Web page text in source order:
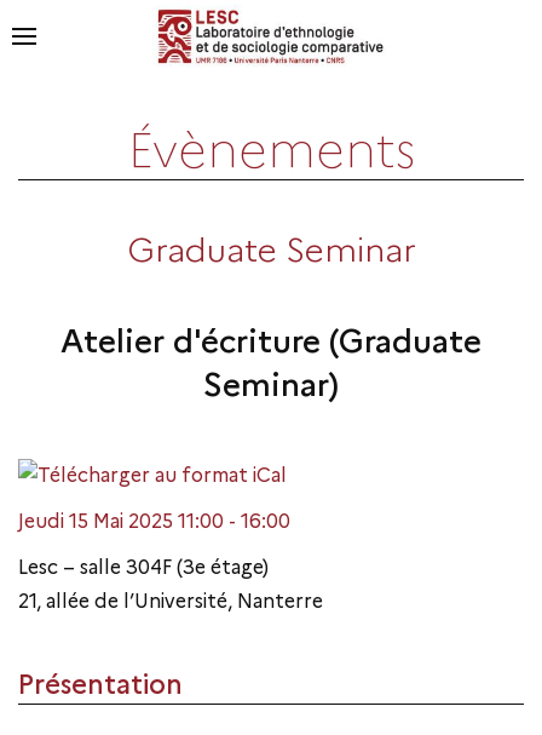
Évènements
Graduate Seminar
Atelier d'écriture (Graduate
Seminar)
Jeudi 15 Mai 2025 11:00 - 16:00
Lesc – salle 304F (3e étage)
21, allée de l’Université, Nanterre
Présentation